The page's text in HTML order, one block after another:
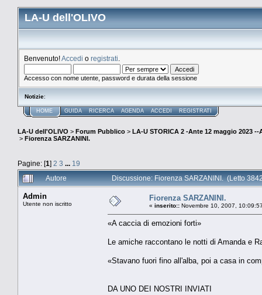
LA-U dell'OLIVO
Benvenuto!Accedi o registrati
Accesso con nome utente, password e durata della sessione
Notizie:
HOME GUIDA RICERCA AGENDA ACCEDI REGISTRATI
LA-U dell'OLIVO > Forum Pubblico > LA-U STORICA 2 -Ante 12 maggio 2023 --
> Fiorenza SARZANINI.
Pagine: [1] 2 3 ... 19
Autore
Discussione: Fiorenza SARZANINI. (Letto
Admin
Utente non iscritto
Fiorenza SARZANINI.
« inserito:: Novembre 10, 2007,
«A caccia di emozioni forti»
Le amiche raccontano le notti di Amanda e
«Stavano fuori fino all'alba, poi a casa in
DA UNO DEI NOSTRI INVIATI